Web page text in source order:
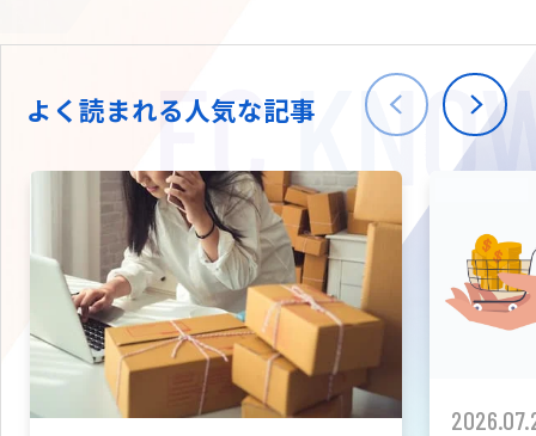
海外進出・現地
W2
拡張プラグイン一覧
カスタマイズ開発
会社情報
TW
よく読まれる人気な記事